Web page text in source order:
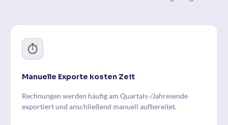
⏱️
Manuelle Exporte kosten Zeit
Rechnungen werden häufig am Quartals-/Jahresende
exportiert und anschließend manuell aufbereitet.